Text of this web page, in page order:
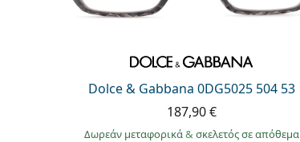
Dolce & Gabbana 0DG5025 504 53
187,90 €
Δωρεάν μεταφορικά& σκελετός σε απόθεμα